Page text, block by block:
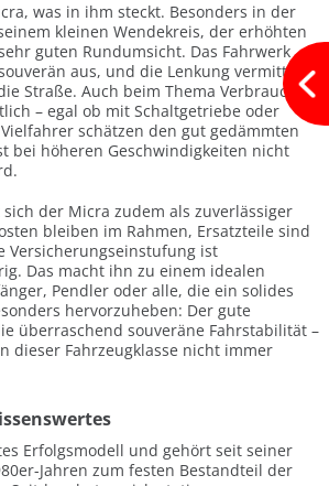
was in ihm steckt. Besonders in der
kleinen Wendekreis, der erhöhten
guten Rundumsicht. Das Fahrwerk
aus, und die Lenkung vermittelt
Straße. Auch beim Thema Verbrauch
– egal ob mit Schaltgetriebe oder
schätzen den gut gedämmten
bei höheren Geschwindigkeiten nicht
der Micra zudem als zuverlässiger
bleiben im Rahmen, Ersatzteile sind
Versicherungseinstufung ist
Das macht ihn zu einem idealen
Pendler oder alle, die ein solides
hervorzuheben: Der gute
überraschend souveräne Fahrstabilität –
dieser Fahrzeugklasse nicht immer
Erfolgsmodell und gehört seit seiner
Jahren zum festen Bestandteil der